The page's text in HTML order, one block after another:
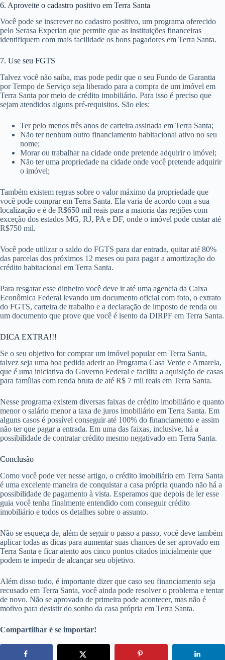
6. Aproveite o cadastro positivo em Terra Santa
Você pode se inscrever no cadastro positivo, um programa oferecido
pelo Serasa Experian que permite que as instituições financeiras
identifiquem com mais facilidade os bons pagadores em Terra Santa.
7. Use seu FGTS
Talvez você não saiba, mas pode pedir que o seu Fundo de Garantia
por Tempo de Serviço seja liberado para a compra de um imóvel em
Terra Santa por meio de crédito imobiliário. Para isso é preciso que
sejam atendidos alguns pré-requisitos. São eles:
Ter pelo menos três anos de carteira assinada em Terra Santa;
Não ter nenhum outro financiamento habitacional ativo no seu
nome;
Morar ou trabalhar na cidade onde pretende adquirir o imóvel;
Não ter uma propriedade na cidade onde você pretende adquirir
o imóvel;
Também existem regras sobre o valor máximo da propriedade que
você pode comprar em Terra Santa. Ela varia de acordo com a sua
localização e é de R$650 mil reais para a maioria das regiões com
exceção dos estados MG, RJ, PA e DF, onde o imóvel pode custar até
R$750 mil.
Você pode utilizar o saldo do FGTS para dar entrada, quitar até 80%
das parcelas dos próximos 12 meses ou para pagar a amortização do
crédito habitacional em Terra Santa.
Para resgatar esse dinheiro você deve ir até uma agencia da Caixa
Econômica Federal levando um documento oficial com foto, o extrato
do FGTS, carteira de trabalho e a declaração de imposto de renda ou
um documento que prove que você é isento da DIRPF em Terra Santa.
DICA EXTRA!!!
Se o seu objetivo for comprar um imóvel popular em Terra Santa,
talvez seja uma boa pedida aderir ao Programa Casa Verde e Amarela,
que é uma iniciativa do Governo Federal e facilita a aquisição de casas
para famílias com renda bruta de até R$ 7 mil reais em Terra Santa.
Nesse programa existem diversas faixas de crédito imobiliário e quanto
menor o salário menor a taxa de juros imobiliário em Terra Santa. Em
alguns casos é possível conseguir até 100% do financiamento e assim
não ter que pagar a entrada. Em uma das faixas, inclusive, há a
possibilidade de contratar crédito mesmo negativado em Terra Santa.
Conclusão
Como você pode ver nesse artigo, o crédito imobiliário em Terra Santa
é uma excelente maneira de conquistar a casa própria quando não há a
possibilidade de pagamento à vista. Esperamos que depois de ler esse
guia você tenha finalmente entendido com conseguir crédito
imobiliário e todos os detalhes sobre o assunto.
Não se esqueça de, além de seguir o passo a passo, você deve também
aplicar todas as dicas para aumentar suas chances de ser aprovado em
Terra Santa e ficar atento aos cinco pontos citados inicialmente que
podem te impedir de alcançar seu objetivo.
Além disso tudo, é importante dizer que caso seu financiamento seja
recusado em Terra Santa, você ainda pode resolver o problema e tentar
de novo. Não se aprovado de primeira pode acontecer, mas não é
motivo para desistir do sonho da casa própria em Terra Santa.
Compartilhar é se importar!